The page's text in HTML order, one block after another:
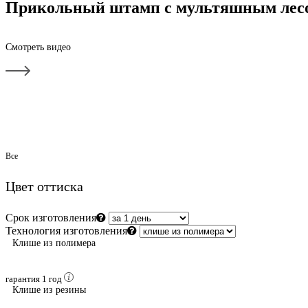
Прикольный штамп с мультяшным
Смотреть видео
Все
Цвет оттиска
Срок изготовления
Технология изготовления
Клише из полимера
гарантия 1 год
Клише из резины